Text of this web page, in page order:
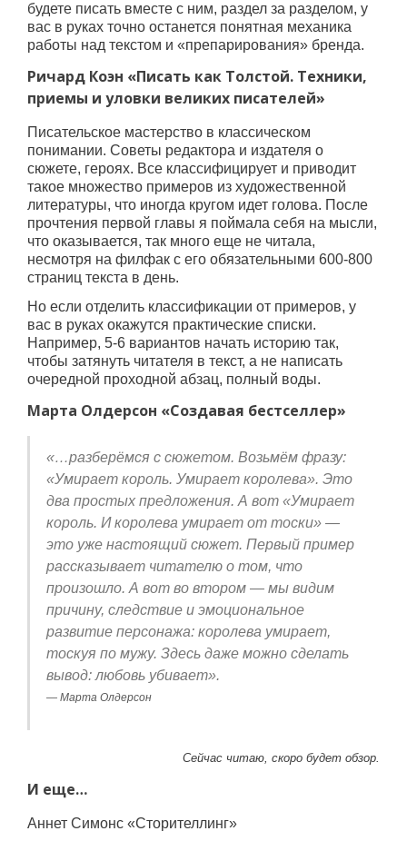
будете писать вместе с ним, раздел за разделом, у
вас в руках точно останется понятная механика
работы над текстом и «препарирования» бренда.
Ричард Коэн «Писать как Толстой. Техники,
приемы и уловки великих писателей»
Писательское мастерство в классическом
понимании. Советы редактора и издателя о
сюжете, героях. Все классифицирует и приводит
такое множество примеров из художественной
литературы, что иногда кругом идет голова. После
прочтения первой главы я поймала себя на мысли,
что оказывается, так много еще не читала,
несмотря на филфак с его обязательными 600-800
страниц текста в день.
Но если отделить классификации от примеров, у
вас в руках окажутся практические списки.
Например, 5-6 вариантов начать историю так,
чтобы затянуть читателя в текст, а не написать
очередной проходной абзац, полный воды.
Марта Олдерсон «Создавая бестселлер»
«…разберёмся с сюжетом. Возьмём фразу:
«Умирает король. Умирает королева». Это
два простых предложения. А вот «Умирает
король. И королева умирает от тоски» —
это уже настоящий сюжет. Первый пример
рассказывает читателю о том, что
произошло. А вот во втором — мы видим
причину, следствие и эмоциональное
развитие персонажа: королева умирает,
тоскуя по мужу. Здесь даже можно сделать
вывод: любовь убивает».
Марта Олдерсон
Сейчас читаю, скоро будет обзор.
И еще…
Аннет Симонс «Сторителлинг»